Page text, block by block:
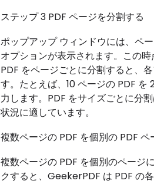
ステップ 3 PDF ページを分割する
ポップアップ ウィンドウには、ペ
オプションが表示されます。この
PDF をページごとに分割すると、
す。たとえば、10 ページの PDF
力します。PDF をサイズごとに分
状況に適しています。
複数ページの PDF を個別の PDF ペ
複数ページの PDF を個別のページ
クすると、GeekerPDF は PDF の